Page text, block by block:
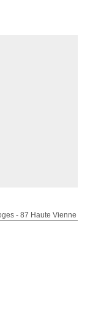
- 87 Haute Vienne